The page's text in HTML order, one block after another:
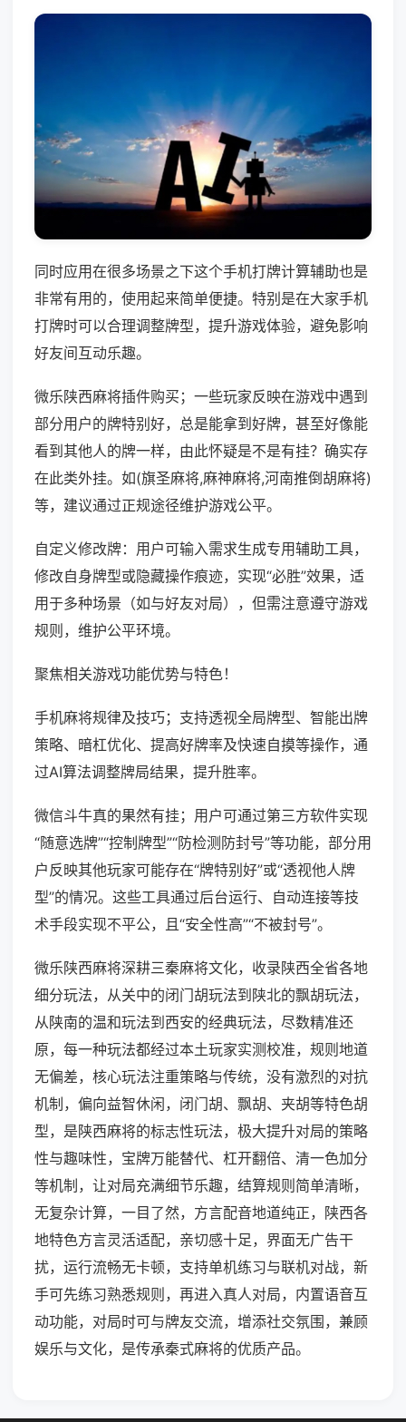
同时应用在很多场景之下这个手机打牌计算辅助也是
非常有用的，使用起来简单便捷。特别是在大家手机
打牌时可以合理调整牌型，提升游戏体验，避免影响
好友间互动乐趣。
微乐陕西麻将插件购买；一些玩家反映在游戏中遇到
部分用户的牌特别好，总是能拿到好牌，甚至好像能
看到其他人的牌一样，由此怀疑是不是有挂？确实存
在此类外挂。如(旗圣麻将,麻神麻将,河南推倒胡麻将)
等，建议通过正规途径维护游戏公平。
自定义修改牌：用户可输入需求生成专用辅助工具，
修改自身牌型或隐藏操作痕迹，实现“必胜”效果，适
用于多种场景（如与好友对局），但需注意遵守游戏
规则，维护公平环境。
聚焦相关游戏功能优势与特色！
手机麻将规律及技巧；支持透视全局牌型、智能出牌
策略、暗杠优化、提高好牌率及快速自摸等操作，通
过AI算法调整牌局结果，提升胜率。
微信斗牛真的果然有挂；用户可通过第三方软件实现
“随意选牌”“控制牌型”“防检测防封号”等功能，部分用
户反映其他玩家可能存在“牌特别好”或“透视他人牌
型”的情况。这些工具通过后台运行、自动连接等技
术手段实现不平公，且“安全性高”“不被封号”。
微乐陕西麻将深耕三秦麻将文化，收录陕西全省各地
细分玩法，从关中的闭门胡玩法到陕北的飘胡玩法，
从陕南的温和玩法到西安的经典玩法，尽数精准还
原，每一种玩法都经过本土玩家实测校准，规则地道
无偏差，核心玩法注重策略与传统，没有激烈的对抗
机制，偏向益智休闲，闭门胡、飘胡、夹胡等特色胡
型，是陕西麻将的标志性玩法，极大提升对局的策略
性与趣味性，宝牌万能替代、杠开翻倍、清一色加分
等机制，让对局充满细节乐趣，结算规则简单清晰，
无复杂计算，一目了然，方言配音地道纯正，陕西各
地特色方言灵活适配，亲切感十足，界面无广告干
扰，运行流畅无卡顿，支持单机练习与联机对战，新
手可先练习熟悉规则，再进入真人对局，内置语音互
动功能，对局时可与牌友交流，增添社交氛围，兼顾
娱乐与文化，是传承秦式麻将的优质产品。